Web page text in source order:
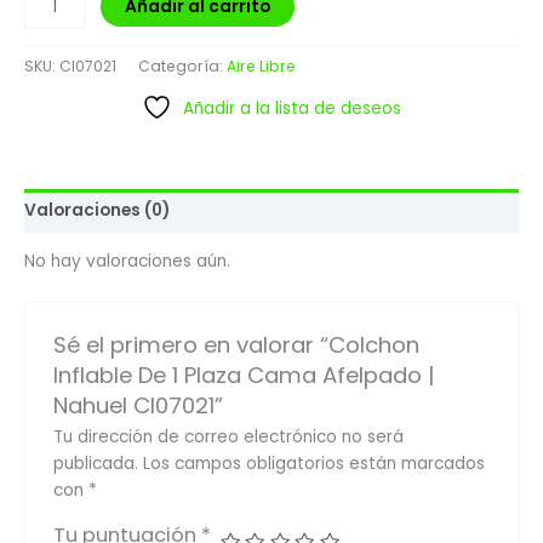
Añadir al carrito
SKU: CI07021 Categoría: Aire Libre
Añadir a la lista de deseos
Valoraciones (0)
No hay valoraciones aún.
Sé el primero en valorar “Colchon
Inflable De 1 Plaza Cama Afelpado |
Nahuel CI07021”
Tu dirección de correo electrónico no será
publicada. Los campos obligatorios están marcados
con *
Tu puntuación *